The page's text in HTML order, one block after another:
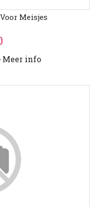
Meisjes
Meer info